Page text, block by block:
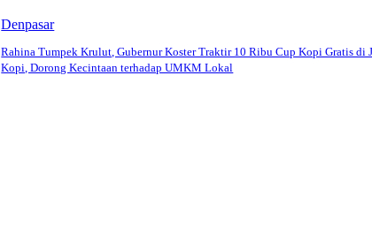
Denpasar
Rahina Tumpek Krulut, Gubernur Koster Traktir 10 Ribu Cup Kopi Gratis di
Kopi, Dorong Kecintaan terhadap UMKM Lokal